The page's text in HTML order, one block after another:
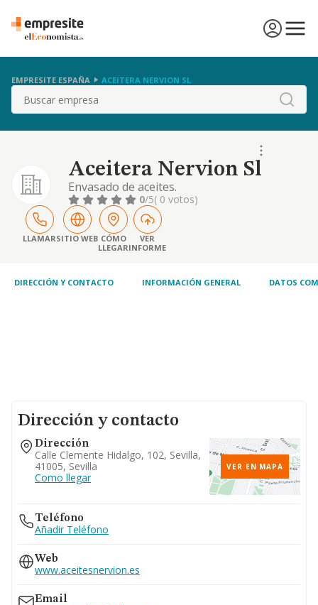
EMPRESITE ESPAÑA ACEITERA NERVION SL
Buscar
Aceitera Nervion Sl
Envasado de aceites.
0/5( 0 votos)
LLAMARSITIO WEB CÓMO
LLEGAR
VER
INFORME
DIRECCIÓN Y CONTACTO INFORMACIÓN GENERAL DATOS
Dirección y contacto
Dirección
Calle Clemente Hidalgo, 102, Sevilla,
41005, Sevilla
Como llegar
VER EN MAPA
Teléfono
Añadir Teléfono
Web
www.aceitesnervion.es
Email